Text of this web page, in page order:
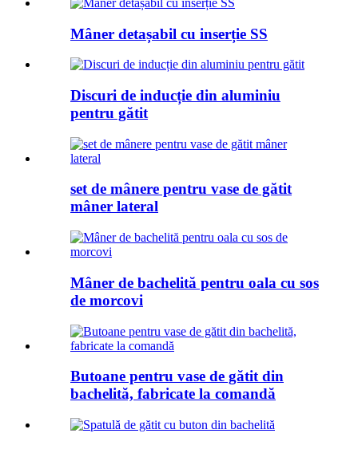
Mâner detașabil cu inserție SS
Discuri de inducție din aluminiu
pentru gătit
set de mânere pentru vase de gătit
mâner lateral
Mâner de bachelită pentru oala cu sos
de morcovi
Butoane pentru vase de gătit din
bachelită, fabricate la comandă